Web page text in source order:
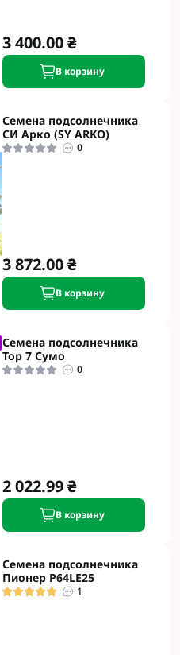
3 400.00 ₴
В корзину
Семена подсолнечника
СИ Арко (SY ARKO)
0
3 872.00 ₴
В корзину
Семена подсолнечника
Тор 7 Сумо
0
2 022.99 ₴
В корзину
Семена подсолнечника
Пионер P64LE25
1